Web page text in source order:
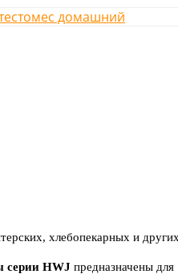
хлебопекарных и
серии HWJ предназначены для